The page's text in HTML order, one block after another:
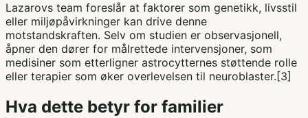
Lazarovs team foreslår at faktorer som genetikk, livsstil
eller miljøpåvirkninger kan drive denne
motstandskraften. Selv om studien er observasjonell,
åpner den dører for målrettede intervensjoner, som
medisiner som etterligner astrocytternes støttende rolle
eller terapier som øker overlevelsen til neuroblaster.[3]
Hva dette betyr for familier